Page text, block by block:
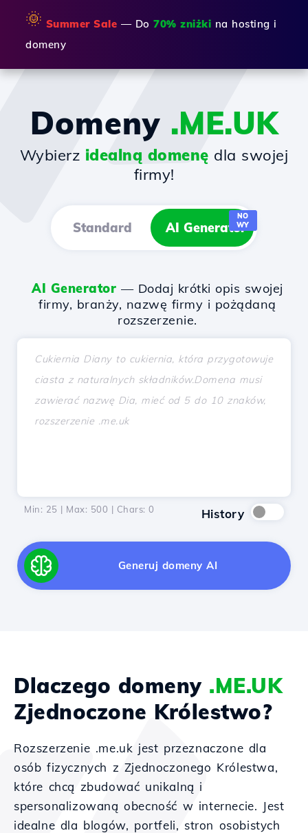
🌞 Summer Sale — Do 70% zniżki na hosting i
domeny
Domeny .ME.UK
Wybierz idealną domenę dla swojej
firmy!
Standard AI Generator
NO
WY
AI Generator — Dodaj krótki opis swojej
firmy, branży, nazwę firmy i pożądaną
rozszerzenie.
Min: 25 | Max: 500 | Chars: 0 History
Generuj domeny AI
Dlaczego domeny .ME.UK
Zjednoczone Królestwo?
Rozszerzenie .me.uk jest przeznaczone dla
osób fizycznych z Zjednoczonego Królestwa,
które chcą zbudować unikalną i
spersonalizowaną obecność w internecie. Jest
idealne dla blogów, portfeli, stron osobistych